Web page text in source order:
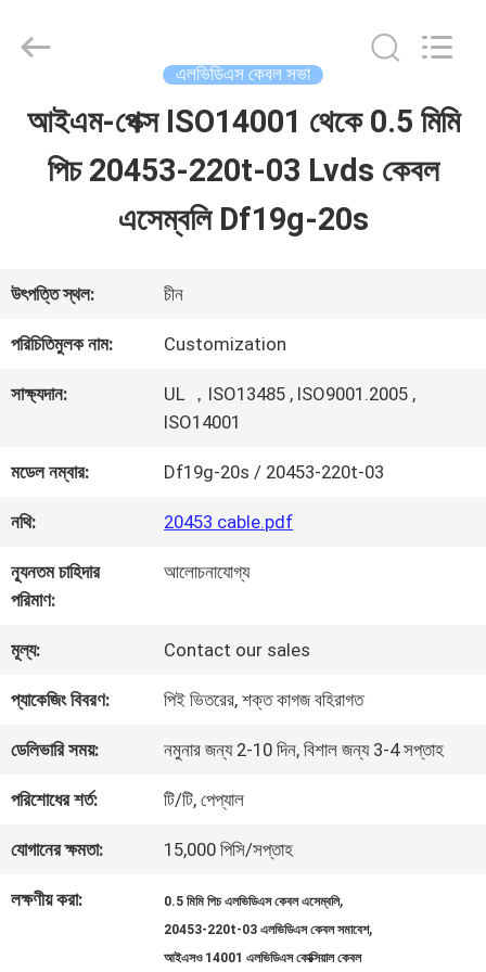
বাড়ি
ভিডিও
আমাদের
সম্বন্ধে
কারখানা
নিয়ন্ত্রণ
আমাদের
সাথে
যোগাযোগ
Media
Reserved.
এলভিডিএস কেবল সভা
আইএম-পেক্স ISO14001 থেকে 0.5 মিমি
পিচ 20453-220t-03 Lvds কেবল
এসেম্বলি Df19g-20s
উৎপত্তি স্থল: চীন
পরিচিতিমুলক নাম: Customization
সাক্ষ্যদান:
UL ，ISO13485 , ISO9001.2005 ,
ISO14001
মডেল নম্বার: Df19g-20s / 20453-220t-03
নথি: 20453 cable.pdf
ন্যূনতম চাহিদার
পরিমাণ:
আলোচনাযোগ্য
মূল্য: Contact our sales
প্যাকেজিং বিবরণ: পিই ভিতরের, শক্ত কাগজ বহিরাগত
ডেলিভারি সময়: নমুনার জন্য 2-10 দিন, বিশাল জন্য 3-4 সপ্তাহ
পরিশোধের শর্ত: টি/টি, পেপ্যাল
যোগানের ক্ষমতা: 15,000 পিসি/সপ্তাহ
লক্ষণীয় করা: 0.5 মিমি পিচ এলভিডিএস কেবল এসেম্বলি,
20453-220t-03 এলভিডিএস কেবল সমাবেশ,
আইএসও 14001 এলভিডিএস কোক্সিয়াল কেবল